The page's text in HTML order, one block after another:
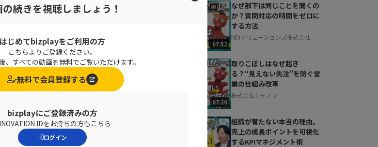
期世代の所得や年金に関する政策提
て意見陳述し、事業性融資の法案可決
Ｎスタ」、TokyoFM「馬渕・渡辺のビ
07:52
なぜ部下は同じことを聞くの
か？質問対応の時間をゼロに
する方法
NDIソリューションズ株式会社
07:20
取りこぼしはなぜ起き
る？“見えない失注”を防ぐ営
業の仕組み改革
株式会社シャノン
組織が育たない本当の理由。
売上の成長ポイントを可視化
するKPIマネジメント術
続きを視聴しましょう！
はじめてbizplayをご利用の方
こちらよりご登録ください。
、すべての動画を無料でご覧いただけます。
無料で会員登録する
bizplayにご登録済みの方
IDをお持ちの方もこちら
ログイン